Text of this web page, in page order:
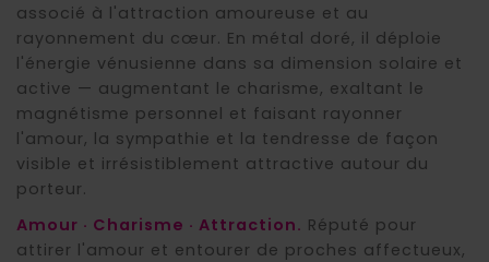
associé à l'attraction amoureuse et au
rayonnement du cœur. En métal doré, il déploie
l'énergie vénusienne dans sa dimension solaire et
active — augmentant le charisme, exaltant le
magnétisme personnel et faisant rayonner
l'amour, la sympathie et la tendresse de façon
visible et irrésistiblement attractive autour du
porteur.
Amour · Charisme · Attraction. Réputé pour
attirer l'amour et entourer de proches affectueux,